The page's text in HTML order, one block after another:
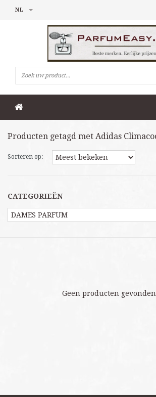
NL
Producten getagd met Adidas
Sorteren op:
CATEGORIEËN
Geen producten